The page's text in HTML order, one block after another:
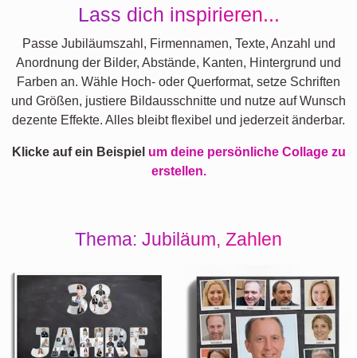
Lass dich inspirieren...
Passe Jubiläumszahl, Firmennamen, Texte, Anzahl und
Anordnung der Bilder, Abstände, Kanten, Hintergrund und
Farben an. Wähle Hoch- oder Querformat, setze Schriften
und Größen, justiere Bildausschnitte und nutze auf Wunsch
dezente Effekte. Alles bleibt flexibel und jederzeit änderbar.
Klicke auf ein Beispiel um deine persönliche Collage zu
erstellen.
Thema: Jubiläum, Zahlen